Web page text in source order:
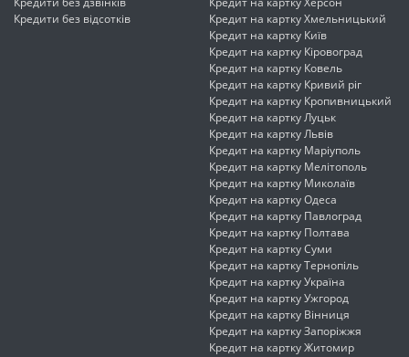
Кредити без відсотків
Кредит на картку Хмельницький
Кредит на картку Київ
Кредит на картку Кіровоград
Кредит на картку Ковель
Кредит на картку Кривий ріг
Кредит на картку Кропивницький
Кредит на картку Луцьк
Кредит на картку Львів
Кредит на картку Маріуполь
Кредит на картку Мелітополь
Кредит на картку Миколаїв
Кредит на картку Одеса
Кредит на картку Павлоград
Кредит на картку Полтава
Кредит на картку Суми
Кредит на картку Тернопіль
Кредит на картку Україна
Кредит на картку Ужгород
Кредит на картку Вінниця
Кредит на картку Запоріжжя
Кредит на картку Житомир